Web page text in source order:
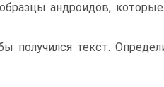
андроидов,
получился текст.